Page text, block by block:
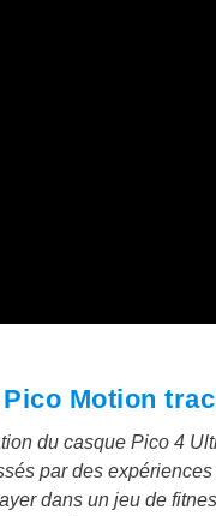
Motion
du casque Pico 4
par des
dans un jeu de